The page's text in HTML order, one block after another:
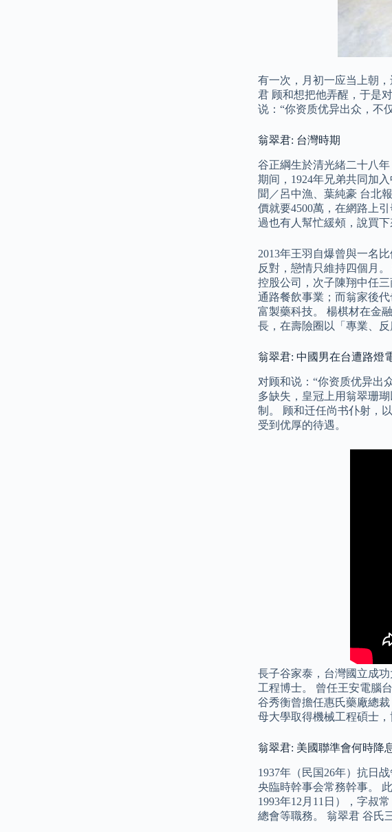
有一次，月初一应当上朝
君 顾和想把他弄醒，于是
说：“你资质优异出众，不
翁翠君: 台灣時期
谷正綱生於清光緒二十八
期间，1924年兄弟共同加
聞／呂中漁、葉純豪 台北
價就要4500萬，在網路上
過也有人幫忙緩頰，說買下
2013年王羽自爆曾與一名
反對，戀情只維持四個月
控股公司，次子陳翔中任
通路餐飲事業；而翁家後
富製藥科技。 楊棋材在金
長，在壽險圈以「專業、反
翁翠君: 中國男在台遭路燈
对顾和说：“你资质优异出
多缺失，皇冠上用翁翠珊
制。 顾和迁任尚书仆射，
受到优厚的待遇。
長子谷家泰，台灣國立成
工程博士。 曾任王安電腦
谷秀衡曾擔任惠氏藥廠總
母大學取得機械工程碩士，
翁翠君: 美國聯準會何時降
1937年（民国26年）抗日
央臨時幹事会常務幹事。
1993年12月11日），字叔
總會等職務。 翁翠君 谷氏